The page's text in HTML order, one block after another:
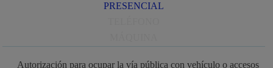
PRESENCIAL
Autorización para ocupar la vía pública con vehículo o accesos